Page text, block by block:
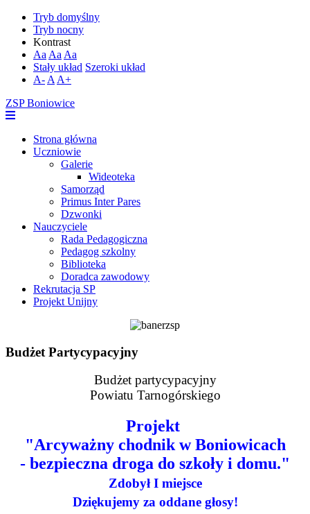
Tryb domyślny
Tryb nocny
Kontrast
Aa Aa Aa
Stały układ Szeroki układ
A- A A+
ZSP Boniowice
Strona główna
Uczniowie
Galerie
Wideoteka
Samorząd
Primus Inter Pares
Dzwonki
Nauczyciele
Rada Pedagogiczna
Pedagog szkolny
Biblioteka
Doradca zawodowy
Rekrutacja SP
Projekt Unijny
Budżet Partycypacyjny
Budżet partycypacyjny
Powiatu Tarnogórskiego
Projekt
"Arcyważny chodnik w Boniowicach
- bezpieczna droga do szkoły i domu."
Zdobył I miejsce
Dziękujemy za oddane głosy!